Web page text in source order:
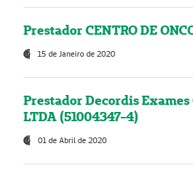
Prestador CENTRO DE
15 de Janeiro de 2020
Prestador Decordis
LTDA (51004347-4)
01 de Abril de 2020